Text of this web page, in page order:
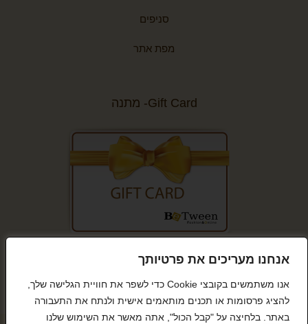
אנחנו מעריכים את פרטיותך
אנו משתמשים בקובצי Cookie כדי לשפר את חוויית הגלישה שלך,
להציג פרסומות או תכנים מותאמים אישית ולנתח את התעבורה
באתר. בלחיצה על "קבל הכול", אתה מאשר את השימוש שלנו
סניפים
מפת אתר
Gift Card- מתנה
קנייה מאובטחת